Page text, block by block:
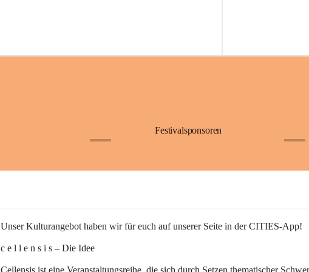
Festivalsponsoren
Unser Kulturangebot haben wir für euch auf unserer Seite in der CITIES-App!
c e l l e n s i s – Die Idee
Cellensis ist eine Veranstaltungsreihe, die sich durch Setzen thematischer